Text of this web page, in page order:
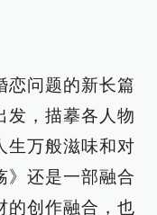
恋问题的新长篇
发，描摹各人物
生万般滋味和对
》还是一部融合
的创作融合，也